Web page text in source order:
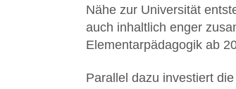
Nähe zur Universität
auch inhaltlich enger
Elementarpädagogik ab
Parallel dazu investiert